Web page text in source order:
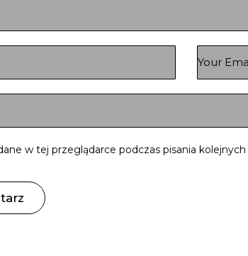
w tej przeglądarce podczas pisania